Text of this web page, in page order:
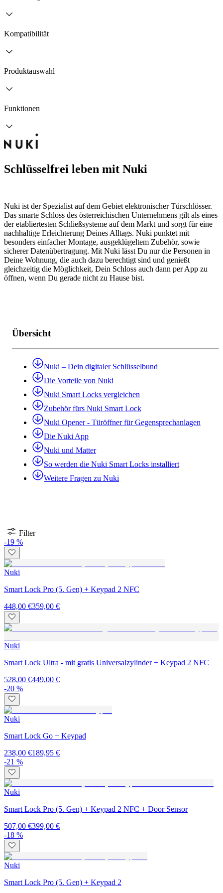
Kompatibilität
Produktauswahl
Funktionen
Schlüsselfrei leben mit Nuki
Nuki ist der Spezialist auf dem Gebiet elektronischer Türschlösser.
Das smarte Schloss des österreichischen Unternehmens gilt als eines
der etabliertesten Schließsysteme auf dem Markt und sorgt für eine
nachhaltige Erleichterung Deines Alltags. Nuki punktet mit
besonders einfacher Montage, ausgeklügeltem Zubehör, sowie
sicherer Datenübertragung. Mit Nuki lässt Du nur die Personen in
Deine Wohnung, die auch dazu berechtigt sind und genießt
gleichzeitig die Möglichkeit, Dein Schloss auch dann per App zu
öffnen, wenn Du gerade nicht zu Hause bist.
Übersicht
Nuki – Dein digitaler Schlüsselbund
Die Vorteile von Nuki
Nuki Smart Locks vergleichen
Zubehör fürs Nuki Smart Lock
Nuki Opener - Türöffner für Gegensprechanlagen
Die Nuki App
Nuki und Matter
So werden die Nuki Smart Locks installiert
Weitere Fragen zu Nuki
Filter
-19 %
Nuki
Smart Lock Pro (5. Gen) + Keypad 2 NFC
448,00 €359,00 €
Nuki
Smart Lock Ultra - mit gratis Universalzylinder + Keypad 2 NFC
528,00 €449,00 €
-20 %
Nuki
Smart Lock Go + Keypad
238,00 €189,95 €
-21 %
Nuki
Smart Lock Pro (5. Gen) + Keypad 2 NFC + Door Sensor
507,00 €399,00 €
-18 %
Nuki
Smart Lock Pro (5. Gen) + Keypad 2